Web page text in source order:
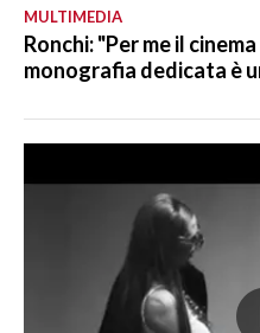
MULTIMEDIA
Ronchi: "Per me il
monografia dedicata è